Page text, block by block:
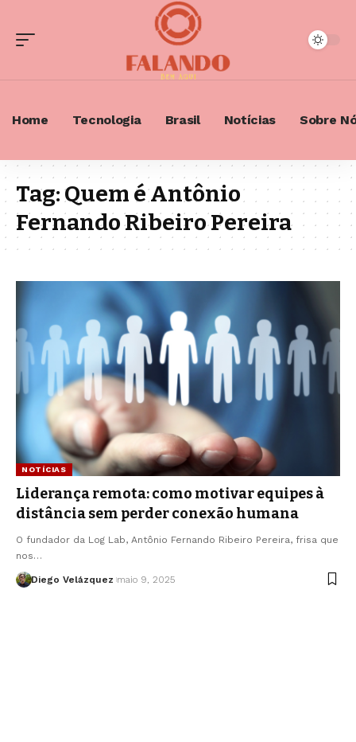
Home Tecnologia Brasil Notícias Sobre
Tag:Quem é Antônio
Fernando Ribeiro Pereira
NOTÍCIAS
Liderança remota: como motivar equipes à
distância sem perder conexão humana
O fundador da Log Lab, Antônio Fernando Ribeiro Pereira, frisa que
nos…
Diego Velázquez maio 9, 2025